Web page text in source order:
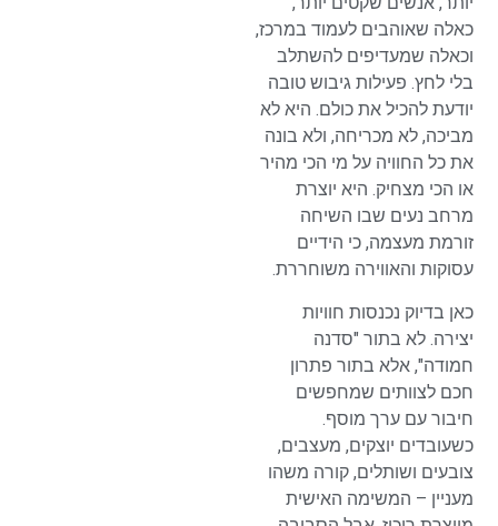
כאלה שאוהבים לעמוד במרכז,
וכאלה שמעדיפים להשתלב
בלי לחץ. פעילות גיבוש טובה
יודעת להכיל את כולם. היא לא
מביכה, לא מכריחה, ולא בונה
את כל החוויה על מי הכי מהיר
או הכי מצחיק. היא יוצרת
מרחב נעים שבו השיחה
זורמת מעצמה, כי הידיים
עסוקות והאווירה משוחררת.
כאן בדיוק נכנסות חוויות
יצירה. לא בתור "סדנה
חמודה", אלא בתור פתרון
חכם לצוותים שמחפשים
חיבור עם ערך מוסף.
כשעובדים יוצקים, מעצבים,
צובעים ושותלים, קורה משהו
מעניין – המשימה האישית